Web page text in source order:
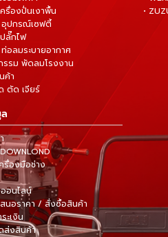
รื่องปั่นเงาพื้น
ปกรณ์เซฟตี้
ลั๊กไฟ
อลมระบายอากาศ
รม พัดลมโรงงาน
ค้า
ตัด เจียร์
•
รื่องมือช่าง
อนไลน์
สนอราคา / สั่งซื้อสินค้า
ะเงิน
ส่งสินค้า